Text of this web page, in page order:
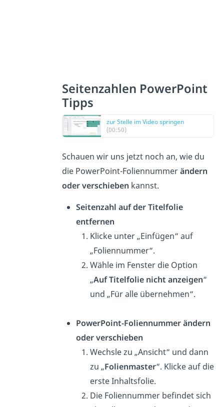
Seitenzahlen PowerPoint
Tipps
zur Stelle im Video springen
(00:50)
Schauen wir uns jetzt noch an, wie du
die PowerPoint-Foliennummerändern
oder verschieben kannst.
Seitenzahl auf der Titelfolie
entfernen
Klicke unter „Einfügen“ auf
„Foliennummer“.
Wähle im Fenster die Option
„Auf Titelfolie nicht anzeigen“
und „Für alle übernehmen“.
PowerPoint-Foliennummer ändern
oder verschieben
Wechsle zu „Ansicht“ und dann
zu „Folienmaster“. Klicke auf die
erste Inhaltsfolie.
Die Foliennummer befindet sich